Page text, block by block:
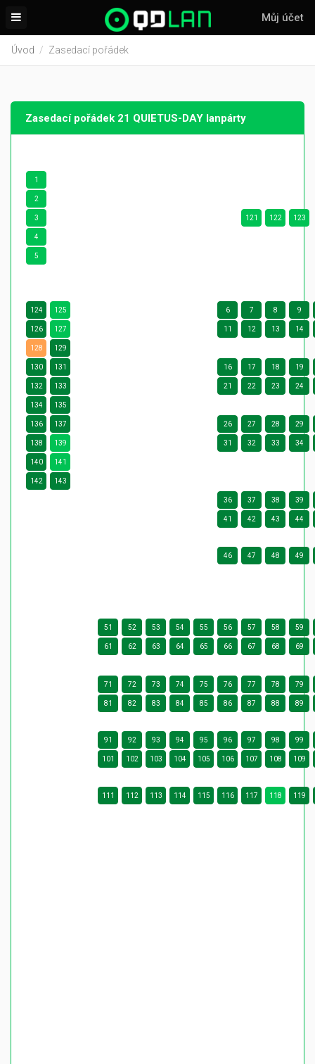
Můj účet
Úvod Zasedací pořádek
Zasedací pořádek 21 QUIETUS-DAY lanpárty
1
2
3 121 122 123
4
5
124 125 6 7 8 9
126 127 11 12 13 14
128 129
130 131 16 17 18 19
132 133 21 22 23 24
134 135
136 137 26 27 28 29
138 139 31 32 33 34
140 141
142 143
36 37 38 39
41 42 43 44
46 47 48 49
51 52 53 54 55 56 57 58 59
61 62 63 64 65 66 67 68 69
71 72 73 74 75 76 77 78 79
81 82 83 84 85 86 87 88 89
91 92 93 94 95 96 97 98 99
101 102 103 104 105 106 107 108 109
111 112 113 114 115 116 117 118 119